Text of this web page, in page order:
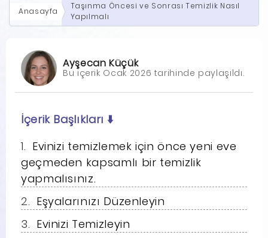
Anasayfa
Taşınma Öncesi ve Sonrası Temizlik Nasıl
Yapılmalı
Ayşecan Küçük
Bu içerik Ocak 2026 tarihinde paylaşıldı.
İçerik Başlıkları ⬇️
Evinizi temizlemek için önce yeni eve
geçmeden kapsamlı bir temizlik
yapmalısınız.
Eşyalarınızı Düzenleyin
Evinizi Temizleyin